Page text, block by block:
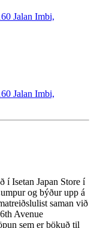
Jalan Imbi,
Jalan Imbi,
í Isetan Japan Store í
og býður upp á
saman við
Avenue
sem er bökuð til